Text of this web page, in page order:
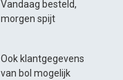
Vandaag besteld,
morgen spijt
Ook klantgegevens
van bol mogelijk